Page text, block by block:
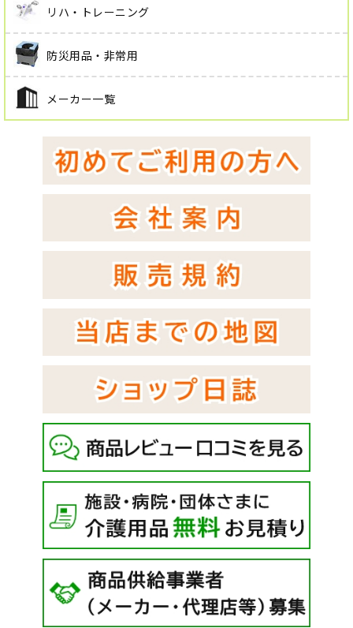
リハ・トレーニング
防災用品・非常用
メーカー一覧